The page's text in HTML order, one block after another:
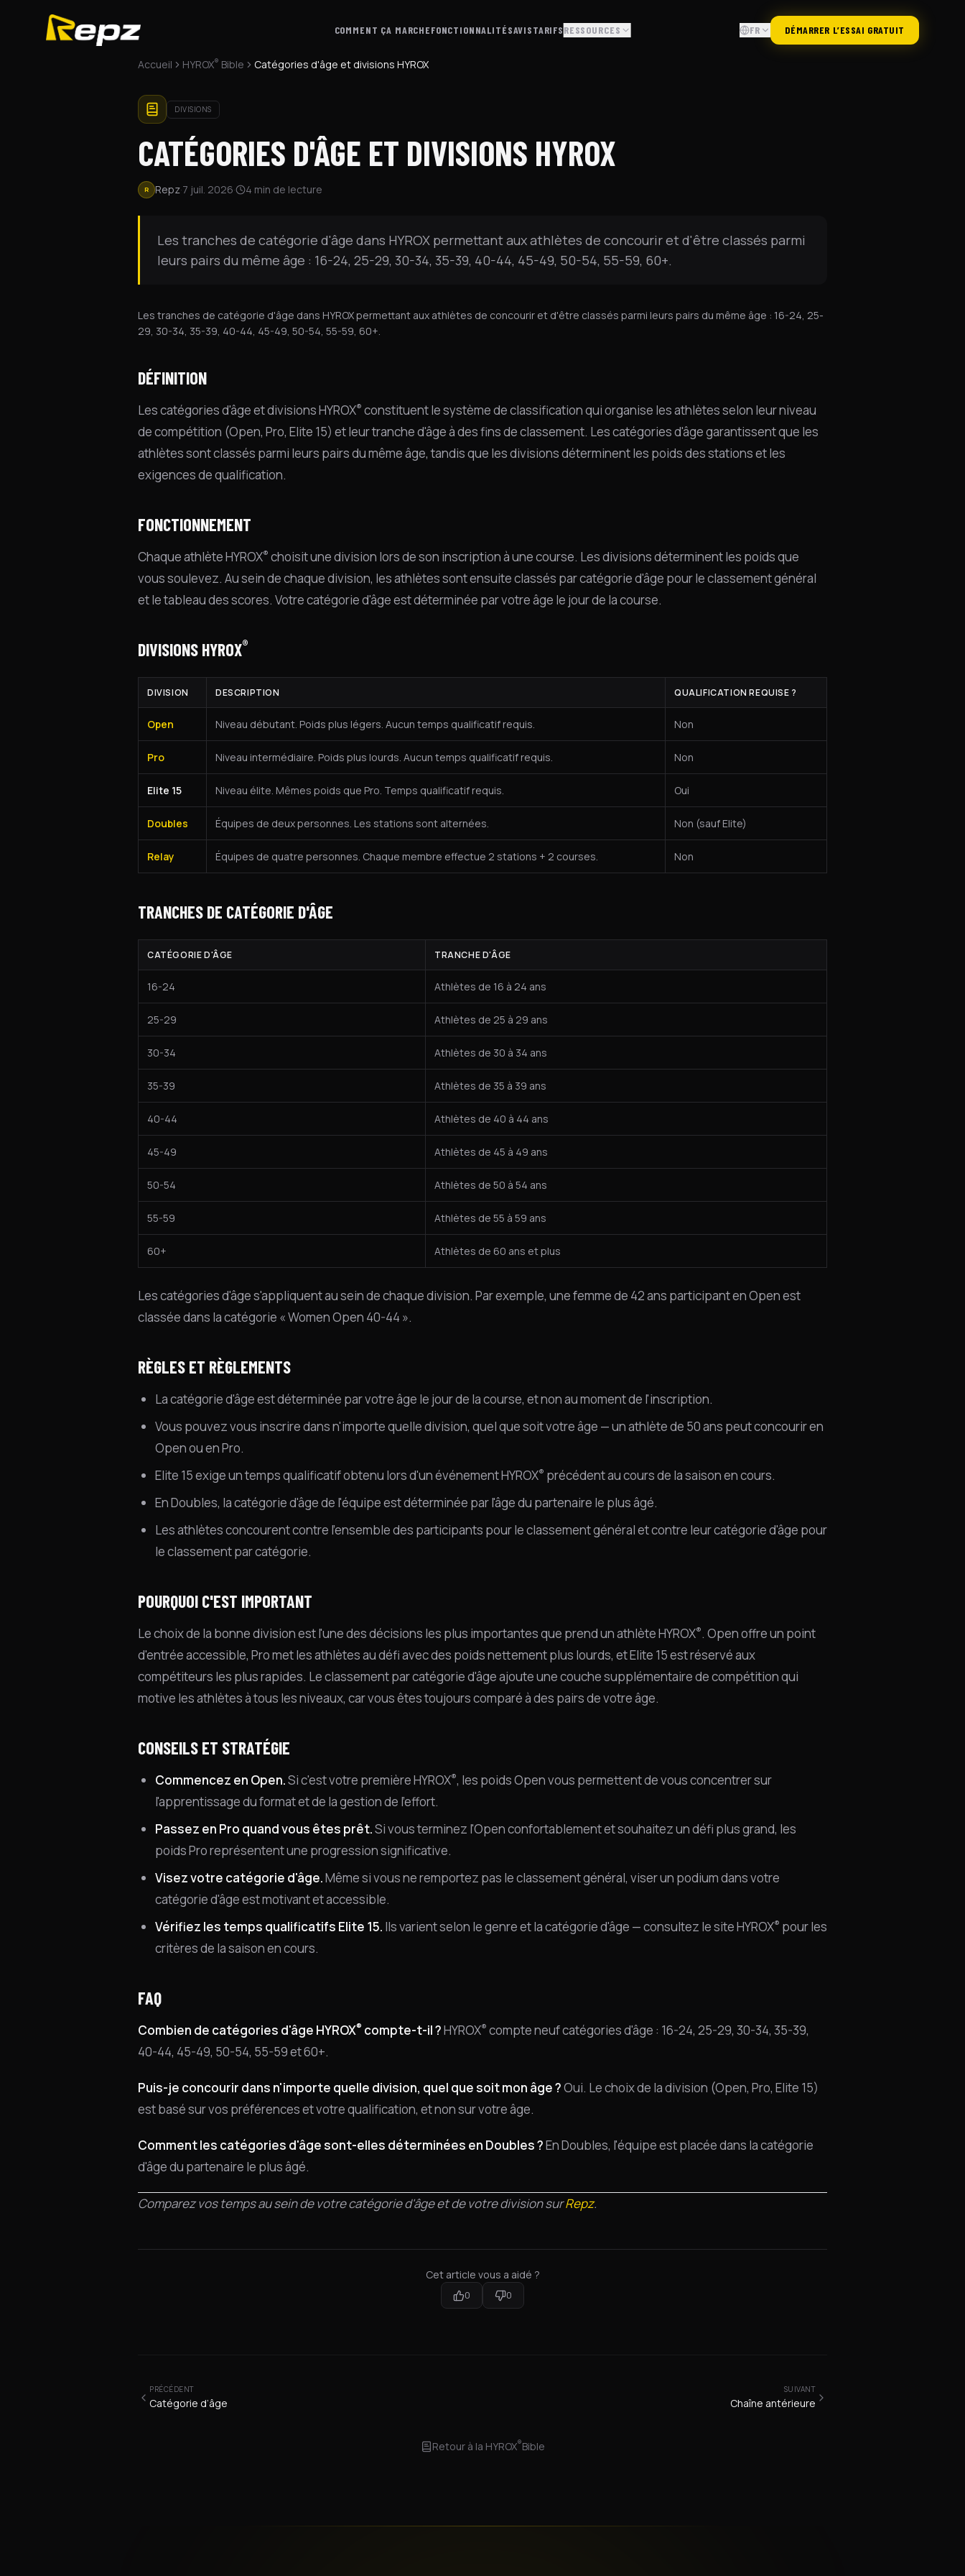
COMMENT ÇA MARCHEFONCTIONNALITÉSAVISTARIFSRESSOURCES FR DÉMARRER L’ESSAI GRATUIT
Accueil HYROX® Bible Catégories d'âge et divisions HYROX
DIVISIONS
CATÉGORIES D'ÂGE ET DIVISIONS HYROX
R Repz·7 juil. 2026· 4 min de lecture
Les tranches de catégorie d'âge dans HYROX permettant aux athlètes de concourir et d'être classés parmi
leurs pairs du même âge : 16-24, 25-29, 30-34, 35-39, 40-44, 45-49, 50-54, 55-59, 60+.
Les tranches de catégorie d'âge dans HYROX permettant aux athlètes de concourir et d'être classés parmi leurs pairs du même âge : 16-24, 25-
29, 30-34, 35-39, 40-44, 45-49, 50-54, 55-59, 60+.
DÉFINITION
Les catégories d'âge et divisions HYROX® constituent le système de classification qui organise les athlètes selon leur niveau
de compétition (Open, Pro, Elite 15) et leur tranche d'âge à des fins de classement. Les catégories d'âge garantissent que les
athlètes sont classés parmi leurs pairs du même âge, tandis que les divisions déterminent les poids des stations et les
exigences de qualification.
FONCTIONNEMENT
Chaque athlète HYROX® choisit une division lors de son inscription à une course. Les divisions déterminent les poids que
vous soulevez. Au sein de chaque division, les athlètes sont ensuite classés par catégorie d'âge pour le classement général
et le tableau des scores. Votre catégorie d'âge est déterminée par votre âge le jour de la course.
DIVISIONS HYROX®
DIVISION DESCRIPTION QUALIFICATION REQUISE ?
Open Niveau débutant. Poids plus légers. Aucun temps qualificatif requis. Non
Pro Niveau intermédiaire. Poids plus lourds. Aucun temps qualificatif requis. Non
Elite 15 Niveau élite. Mêmes poids que Pro. Temps qualificatif requis. Oui
Doubles Équipes de deux personnes. Les stations sont alternées. Non (sauf Elite)
Relay Équipes de quatre personnes. Chaque membre effectue 2 stations + 2 courses. Non
TRANCHES DE CATÉGORIE D'ÂGE
CATÉGORIE D'ÂGE TRANCHE D'ÂGE
16-24 Athlètes de 16 à 24 ans
25-29 Athlètes de 25 à 29 ans
30-34 Athlètes de 30 à 34 ans
35-39 Athlètes de 35 à 39 ans
40-44 Athlètes de 40 à 44 ans
45-49 Athlètes de 45 à 49 ans
50-54 Athlètes de 50 à 54 ans
55-59 Athlètes de 55 à 59 ans
60+ Athlètes de 60 ans et plus
Les catégories d'âge s'appliquent au sein de chaque division. Par exemple, une femme de 42 ans participant en Open est
classée dans la catégorie « Women Open 40-44 ».
RÈGLES ET RÈGLEMENTS
La catégorie d'âge est déterminée par votre âge le jour de la course, et non au moment de l'inscription.
Vous pouvez vous inscrire dans n'importe quelle division, quel que soit votre âge — un athlète de 50 ans peut concourir en
Open ou en Pro.
Elite 15 exige un temps qualificatif obtenu lors d'un événement HYROX® précédent au cours de la saison en cours.
En Doubles, la catégorie d'âge de l'équipe est déterminée par l'âge du partenaire le plus âgé.
Les athlètes concourent contre l'ensemble des participants pour le classement général et contre leur catégorie d'âge pour
le classement par catégorie.
POURQUOI C'EST IMPORTANT
Le choix de la bonne division est l'une des décisions les plus importantes que prend un athlète HYROX®. Open offre un point
d'entrée accessible, Pro met les athlètes au défi avec des poids nettement plus lourds, et Elite 15 est réservé aux
compétiteurs les plus rapides. Le classement par catégorie d'âge ajoute une couche supplémentaire de compétition qui
motive les athlètes à tous les niveaux, car vous êtes toujours comparé à des pairs de votre âge.
CONSEILS ET STRATÉGIE
Commencez en Open.Si c'est votre première HYROX®, les poids Open vous permettent de vous concentrer sur
l'apprentissage du format et de la gestion de l'effort.
Passez en Pro quand vous êtes prêt.Si vous terminez l'Open confortablement et souhaitez un défi plus grand, les
poids Pro représentent une progression significative.
Visez votre catégorie d'âge.Même si vous ne remportez pas le classement général, viser un podium dans votre
catégorie d'âge est motivant et accessible.
Vérifiez les temps qualificatifs Elite 15. Ils varient selon le genre et la catégorie d'âge — consultez le site HYROX® pour les
critères de la saison en cours.
FAQ
Combien de catégories d'âge HYROX® compte-t-il ?HYROX® compte neuf catégories d'âge : 16-24, 25-29, 30-34, 35-39,
40-44, 45-49, 50-54, 55-59 et 60+.
Puis-je concourir dans n'importe quelle division, quel que soit mon âge ?Oui. Le choix de la division (Open, Pro, Elite 15)
est basé sur vos préférences et votre qualification, et non sur votre âge.
Comment les catégories d'âge sont-elles déterminées en Doubles ?En Doubles, l'équipe est placée dans la catégorie
d'âge du partenaire le plus âgé.
Comparez vos temps au sein de votre catégorie d'âge et de votre division surRepz.
Cet article vous a aidé ?
0 0
PRÉCÉDENT
Catégorie d’âge
SUIVANT
Chaîne antérieure
Retour à la HYROX®Bible